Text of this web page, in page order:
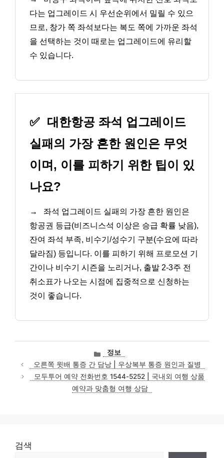
다는 업그레이드 시 우선순위에서 밀릴 수 있으
므로, 창가 쪽 좌석보다는 복도 쪽에 가까운 좌석
을 선택하는 것이 때로는 업그레이드에 유리할
수 있습니다.
✅ 대한항공 좌석 업그레이드
실패의 가장 흔한 원인은 무엇
이며, 이를 피하기 위한 팁이 있
나요?
→
좌석 업그레이드 실패의 가장 흔한 원인은
항공권 등급(비즈니스석 이상은 승급 확률 낮음),
잔여 좌석 부족, 비수기/성수기 구분(수요에 따라
달라짐) 등입니다. 이를 피하기 위해 프로모션 기
간이나 비수기 시즌을 노리거나, 출발 2-3주 전
취소표가 나오는 시점에 집중적으로 신청하는
것이 좋습니다.
카
테
고
리
정보
오른쪽 윗배 통증 간 담낭 | 우상복부 통증 원인과 질병
모두투어 예약 전화번호 1544-5252 | 국내외 여행 상품
예약과 맞춤형 여행 상담
검색